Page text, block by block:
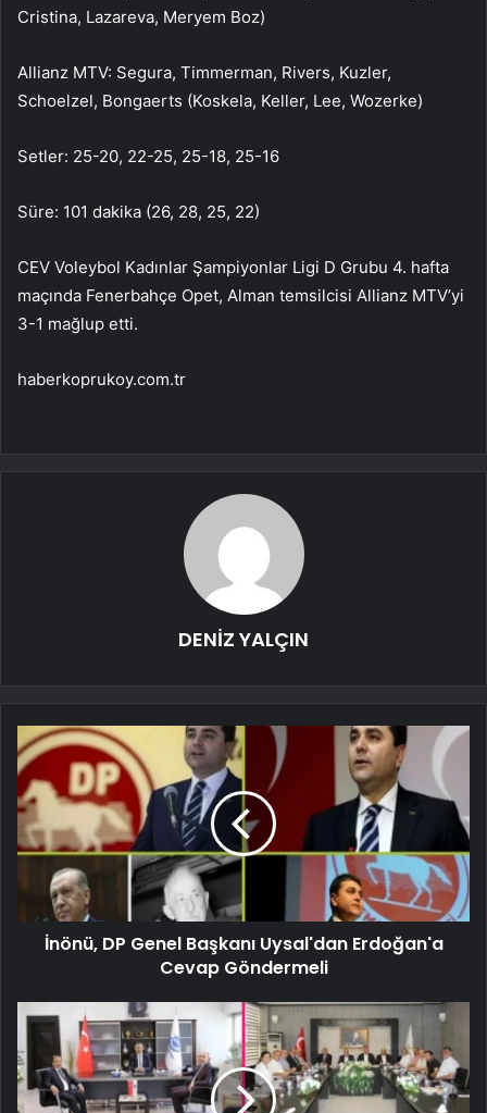
Cristina, Lazareva, Meryem Boz)
Allianz MTV: Segura, Timmerman, Rivers, Kuzler,
Schoelzel, Bongaerts (Koskela, Keller, Lee, Wozerke)
Setler: 25-20, 22-25, 25-18, 25-16
Süre: 101 dakika (26, 28, 25, 22)
CEV Voleybol Kadınlar Şampiyonlar Ligi D Grubu 4. hafta
maçında Fenerbahçe Opet, Alman temsilcisi Allianz MTV’yi
3-1 mağlup etti.
haberkoprukoy.com.tr
DENİZ YALÇIN
İnönü, DP Genel Başkanı Uysal'dan Erdoğan'a
Cevap Göndermeli